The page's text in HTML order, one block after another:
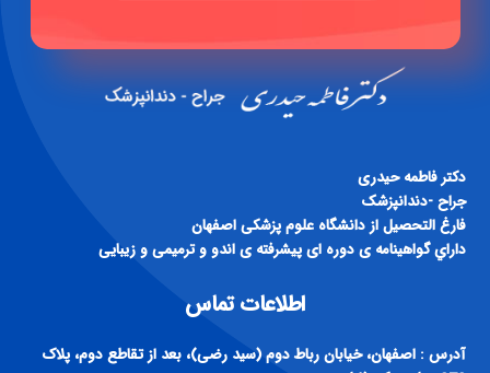
دكتر فاطمه حيدری
جراح -دندانپزشک
فارغ التحصيل از دانشگاه علوم پزشكی اصفهان
داراي گواهينامه ی دوره ای پيشرفته ی اندو و ترميمی و زيبايی
اطلاعات تماس
آدرس : اصفهان، خیابان رباط دوم (سید رضی)، بعد از تقاطع دوم، پلاک